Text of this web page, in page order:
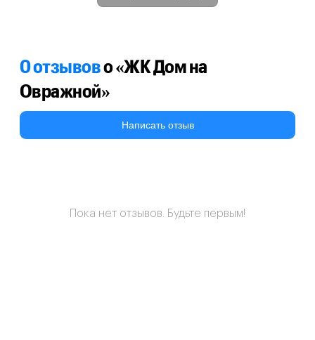
0 отзывово «ЖК Дом на
Овражной»
Написать отзыв
Пока нет отзывов. Будьте первым!